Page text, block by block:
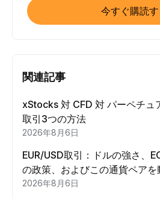
今すぐ購読す
関連記事
xStocks 対 CFD 対 パーペチュ
取引3つの方法
2026年8月6日
EUR/USD取引：ドルの強さ、
の政策、およびこの通貨ペアを
2026年8月6日